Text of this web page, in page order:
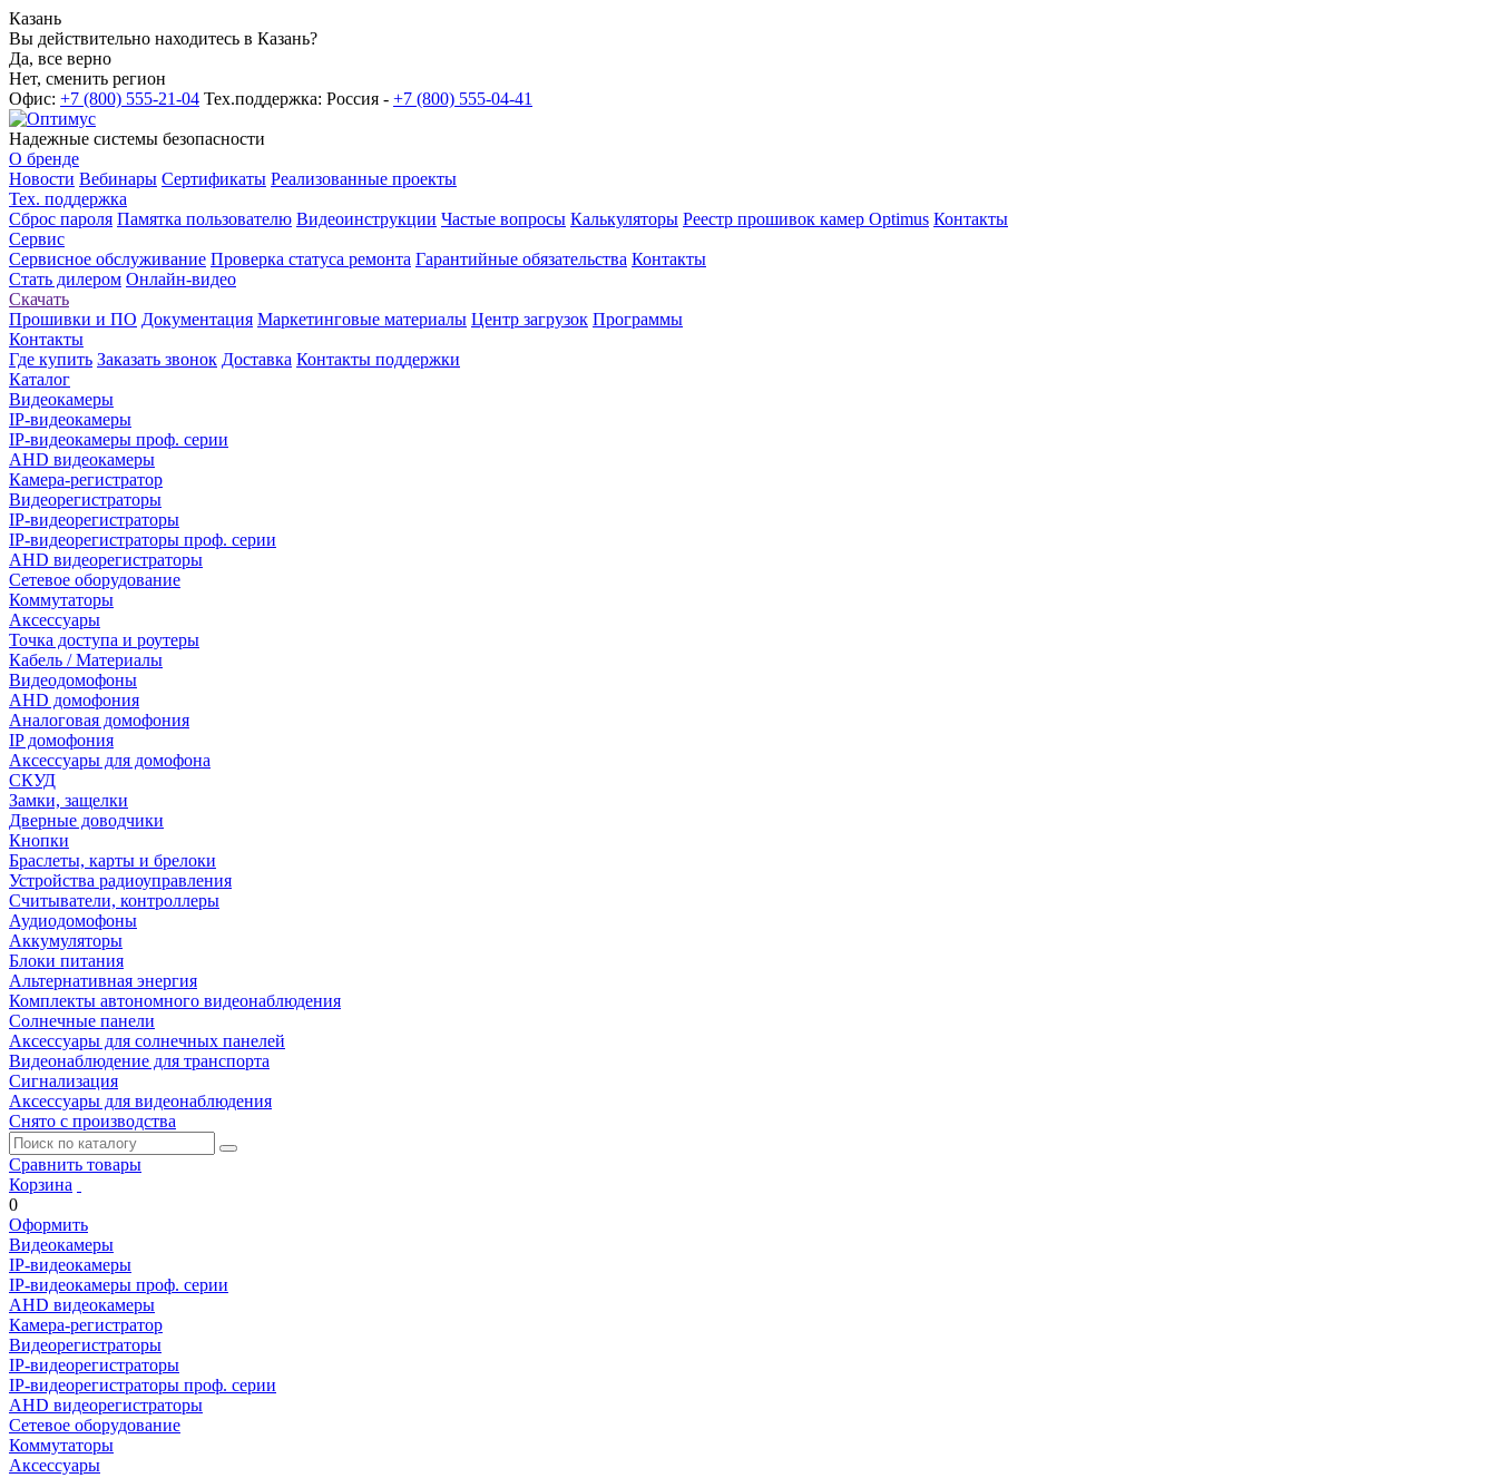
Казань
Вы действительно находитесь в Казань?
Да, все верно
Нет, сменить регион
Офис: +7 (800) 555-21-04 Тех.поддержка: Россия - +7 (800) 555-04-41
Надежные системы безопасности
О бренде
Новости Вебинары Сертификаты Реализованные проекты
Тех. поддержка
Сброс пароля Памятка пользователю Видеоинструкции Частые вопросы Калькуляторы Реестр прошивок камер Optimus Контакты
Сервис
Сервисное обслуживание Проверка статуса ремонта Гарантийные обязательства Контакты
Стать дилером Онлайн-видео
Скачать
Прошивки и ПО Документация Маркетинговые материалы Центр загрузок Программы
Контакты
Где купить Заказать звонок Доставка Контакты поддержки
Каталог
Видеокамеры
IP-видеокамеры
IP-видеокамеры проф. серии
AHD видеокамеры
Камера-регистратор
Видеорегистраторы
IP-видеорегистраторы
IP-видеорегистраторы проф. серии
AHD видеорегистраторы
Сетевое оборудование
Коммутаторы
Аксессуары
Точка доступа и роутеры
Кабель / Материалы
Видеодомофоны
AHD домофония
Аналоговая домофония
IP домофония
Аксессуары для домофона
СКУД
Замки, защелки
Дверные доводчики
Кнопки
Браслеты, карты и брелоки
Устройства радиоуправления
Считыватели, контроллеры
Аудиодомофоны
Аккумуляторы
Блоки питания
Альтернативная энергия
Комплекты автономного видеонаблюдения
Солнечные панели
Аксессуары для солнечных панелей
Видеонаблюдение для транспорта
Сигнализация
Аксессуары для видеонаблюдения
Снято с производства
Сравнить товары
Корзина
0
Оформить
Видеокамеры
IP-видеокамеры
IP-видеокамеры проф. серии
AHD видеокамеры
Камера-регистратор
Видеорегистраторы
IP-видеорегистраторы
IP-видеорегистраторы проф. серии
AHD видеорегистраторы
Сетевое оборудование
Коммутаторы
Аксессуары